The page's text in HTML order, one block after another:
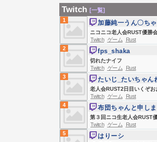
Twitch [一覧]
1
ニコニコ老人会RUST優勝
夜の部
加藤純一うん〇ちゃ
ん
Twitch ゲーム
Rust
2
切れたナイフ
fps_shaka
Twitch ゲーム
Rust
3
老人会RUST2日目いくぞお
おおおおお
たいじ_たいちゃん
る
Twitch ゲーム
Rust
4
第３回ニコ生老人会RUST
お布団ちゃん、う〇ちちゃ
ゃん、キズナ ２日目
布団ちゃんと申しま
す
Twitch ゲーム
Rust
5
はりーシ